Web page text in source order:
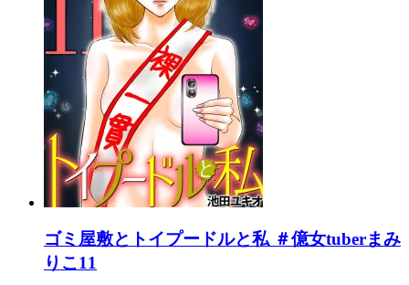
ゴミ屋敷とトイプードルと私 ＃億女tuberまみ
りこ11